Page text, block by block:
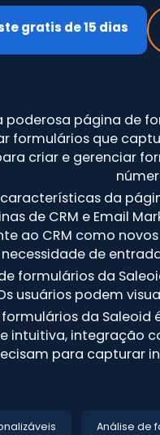
gratis de 15 dias
poderosa página de
formulários que
criar e gerenciar
da
de CRM e Email
ao CRM como
necessidade de
formulários da
usuários podem
da
intuitiva, integração
para capturar
Análise de